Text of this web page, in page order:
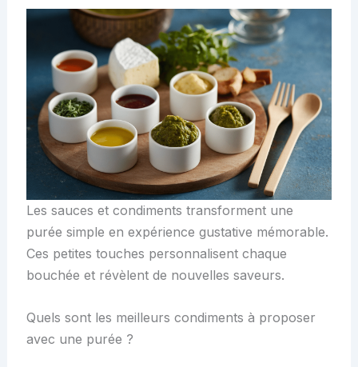
Les sauces et condiments transforment une
purée simple en expérience gustative mémorable.
Ces petites touches personnalisent chaque
bouchée et révèlent de nouvelles saveurs.
Quels sont les meilleurs condiments à proposer
avec une purée ?